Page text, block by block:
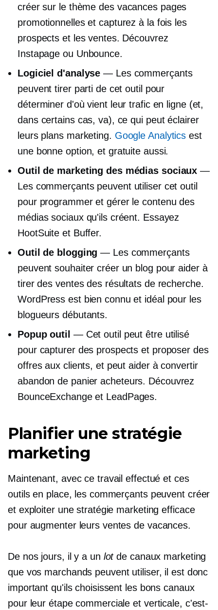
créersur le thème des vacancespages
promotionnelles et capturez à la fois les
prospects et les ventes. Découvrez
Instapage ou Unbounce.
Logiciel d'analyse — Les commerçants
peuvent tirer parti de cet outil pour
déterminer d'où vient leur trafic en ligne (et,
dans certains cas, va), ce qui peut éclairer
leurs plans marketing. Google Analytics est
une bonne option, et gratuite aussi.
Outil de marketing des médias sociaux —
Les commerçants peuvent utiliser cet outil
pour programmer et gérer le contenu des
médias sociaux qu'ils créent. Essayez
HootSuite et Buffer.
Outil de blogging — Les commerçants
peuvent souhaiter créer un blog pour aider à
tirer des ventes des résultats de recherche.
WordPress est bien connu et idéal pour les
blogueurs débutants.
Popupoutil — Cet outil peut être utilisé
pour capturer des prospects et proposer des
offres aux clients, et peut aider à convertir
abandon de panier acheteurs. Découvrez
BounceExchange et LeadPages.
Planifier une stratégie
marketing
Maintenant, avec ce travail effectué et ces
outils en place, les commerçants peuvent créer
et exploiter une stratégie marketing efficace
pour augmenter leurs ventes de vacances.
De nos jours, il y a un lotde canaux marketing
que vos marchands peuvent utiliser, il est donc
important qu'ils choisissent les bons canaux
pour leur étape commerciale et verticale, c'est-